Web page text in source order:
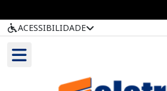
ACESSIBILIDADE